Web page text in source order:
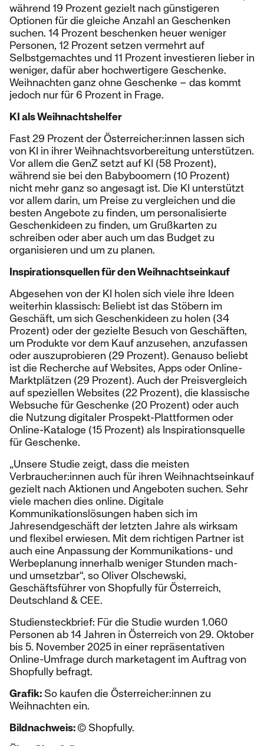
während 19 Prozent gezielt nach günstigeren
Optionen für die gleiche Anzahl an Geschenken
suchen. 14 Prozent beschenken heuer weniger
Personen, 12 Prozent setzen vermehrt auf
Selbstgemachtes und 11 Prozent investieren lieber in
weniger, dafür aber hochwertigere Geschenke.
Weihnachten ganz ohne Geschenke – das kommt
jedoch nur für 6 Prozent in Frage.
KI als Weihnachtshelfer
Fast 29 Prozent der Österreicher:innen lassen sich
von KI in ihrer Weihnachtsvorbereitung unterstützen.
Vor allem die GenZ setzt auf KI (58 Prozent),
während sie bei den Babyboomern (10 Prozent)
nicht mehr ganz so angesagt ist. Die KI unterstützt
vor allem darin, um Preise zu vergleichen und die
besten Angebote zu finden, um personalisierte
Geschenkideen zu finden, um Grußkarten zu
schreiben oder aber auch um das Budget zu
organisieren und um zu planen.
Inspirationsquellen für den Weihnachtseinkauf
Abgesehen von der KI holen sich viele ihre Ideen
weiterhin klassisch: Beliebt ist das Stöbern im
Geschäft, um sich Geschenkideen zu holen (34
Prozent) oder der gezielte Besuch von Geschäften,
um Produkte vor dem Kauf anzusehen, anzufassen
oder auszuprobieren (29 Prozent). Genauso beliebt
ist die Recherche auf Websites, Apps oder Online-
Marktplätzen (29 Prozent). Auch der Preisvergleich
auf speziellen Websites (22 Prozent), die klassische
Websuche für Geschenke (20 Prozent) oder auch
die Nutzung digitaler Prospekt-Plattformen oder
Online-Kataloge (15 Prozent) als Inspirationsquelle
für Geschenke.
„Unsere Studie zeigt, dass die meisten
Verbraucher:innen auch für ihren Weihnachtseinkauf
gezielt nach Aktionen und Angeboten suchen. Sehr
viele machen dies online. Digitale
Kommunikationslösungen haben sich im
Jahresendgeschäft der letzten Jahre als wirksam
und flexibel erwiesen. Mit dem richtigen Partner ist
auch eine Anpassung der Kommunikations- und
Werbeplanung innerhalb weniger Stunden mach-
und umsetzbar“, so Oliver Olschewski,
Geschäftsführer von Shopfully für Österreich,
Deutschland & CEE.
Studiensteckbrief: Für die Studie wurden 1.060
Personen ab 14 Jahren in Österreich von 29. Oktober
bis 5. November 2025 in einer repräsentativen
Online-Umfrage durch marketagent im Auftrag von
Shopfully befragt.
Grafik:So kaufen die Österreicher:innen zu
Weihnachten ein.
Bildnachweis:© Shopfully.